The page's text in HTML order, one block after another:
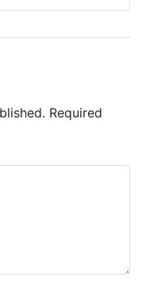
Required